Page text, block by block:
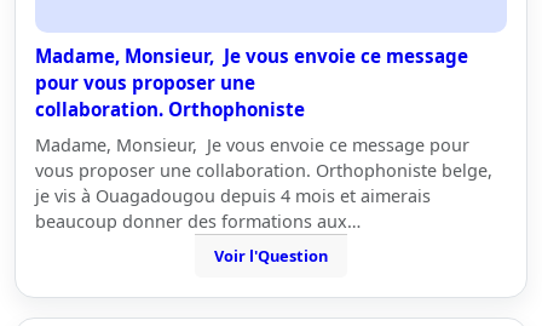
Madame, Monsieur, Je vous envoie ce message
pour vous proposer une
collaboration. Orthophoniste
Madame, Monsieur, Je vous envoie ce message pour
vous proposer une collaboration. Orthophoniste belge,
je vis à Ouagadougou depuis 4 mois et aimerais
beaucoup donner des formations aux…
Voir l'Question